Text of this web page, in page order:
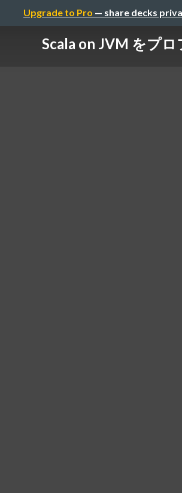
Upgrade to Pro — share decks
Scala on JVM をプ